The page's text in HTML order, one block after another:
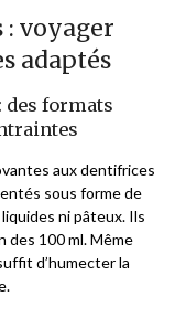
voyager
adaptés
des formats
aux dentifrices
sous forme de
ni pâteux. Ils
des 100 ml. Même
d’humecter la